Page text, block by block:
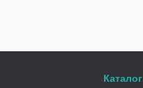
Каталог